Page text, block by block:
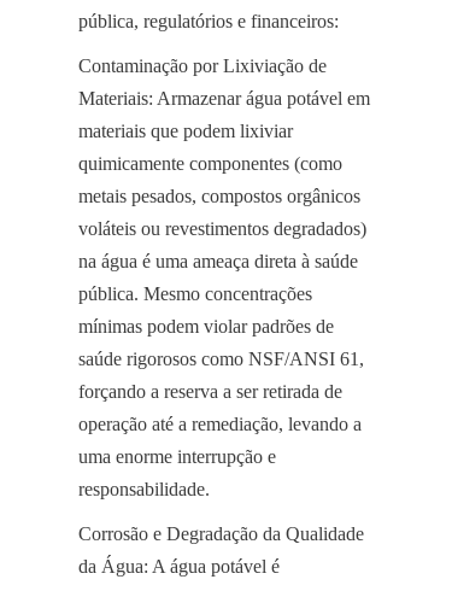
pública, regulatórios e financeiros:
Contaminação por Lixiviação de
Materiais: Armazenar água potável em
materiais que podem lixiviar
quimicamente componentes (como
metais pesados, compostos orgânicos
voláteis ou revestimentos degradados)
na água é uma ameaça direta à saúde
pública. Mesmo concentrações
mínimas podem violar padrões de
saúde rigorosos como NSF/ANSI 61,
forçando a reserva a ser retirada de
operação até a remediação, levando a
uma enorme interrupção e
responsabilidade.
Corrosão e Degradação da Qualidade
da Água: A água potável é